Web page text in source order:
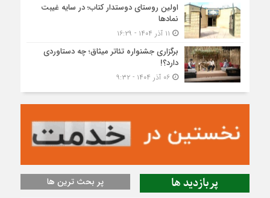
اولین روستای دوستدار کتاب؛ در سایه غیبت
نمادها
برگزاری جشنواره تئاتر میثاق؛ چه دستاوردی
دارد؟!
۰۶ آذر ۱۴۰۴ - ۹:۳۲
پربازدید ها پر بحث ترین ها